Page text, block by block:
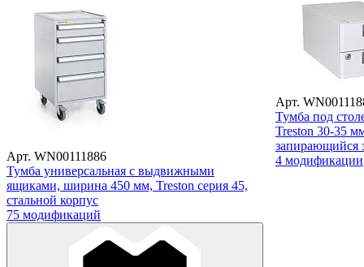
Арт. WN00111886
Тумба универсальная с выдвижными
ящиками, ширина 450 мм, Treston серия 45,
стальной корпус
75 модификаций
Арт.
Тумба под
Treston 30-35
запирающийся
4 модификации